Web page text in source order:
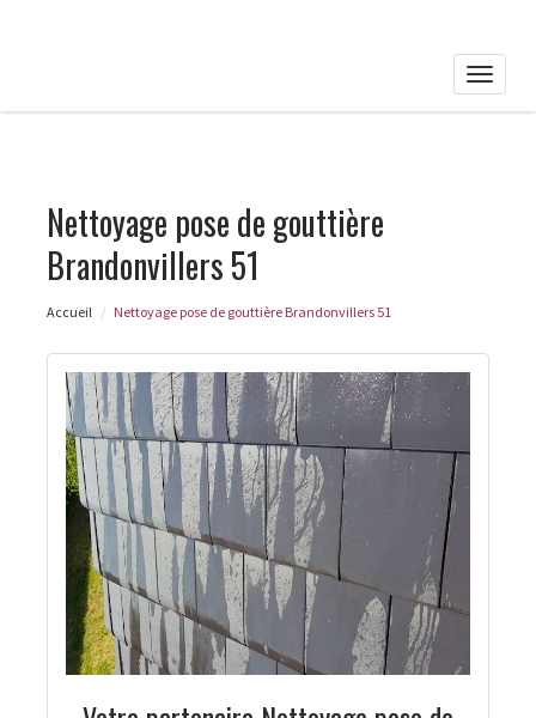
Toggle
Nettoyage pose de gouttière
Brandonvillers 51
Accueil Nettoyage pose de gouttière Brandonvillers 51